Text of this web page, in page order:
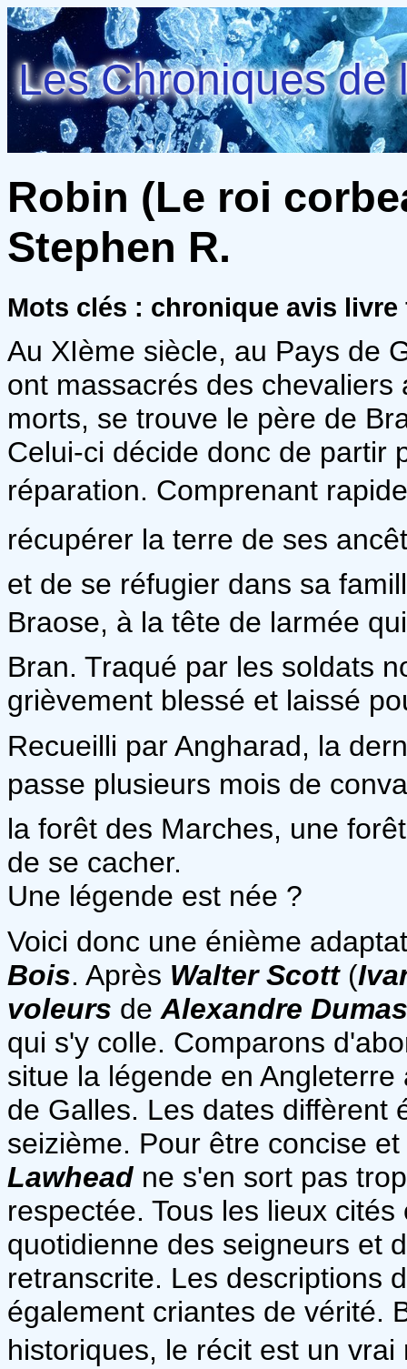
Les Chroniques de
Robin (Le roi
Stephen R.
Mots clés : chronique avis livre
Au XIème siècle, au Pays de
ont massacrés des
morts, se trouve le père de
Celui-ci décide donc de partir
réparation. Comprenant
récupérer la terre de ses
et de se réfugier dans sa
Braose, à la tête de larmée
Bran. Traqué par les soldats
grièvement blessé et laissé
Recueilli par Angharad, la
passe plusieurs mois de
la forêt des Marches, une
de se cacher.
Une légende est née ?
Voici donc une énième
Bois. Après Walter Scott(
voleurs de Alexandre Dumas
qui s'y colle. Comparons
situe la légende en
de Galles. Les dates diffèrent
seizième. Pour être concise
Lawhead ne s'en sort pas
respectée. Tous les lieux
quotidienne des seigneurs et
retranscrite. Les descriptions
également criantes de vérité.
historiques, le récit est un vrai